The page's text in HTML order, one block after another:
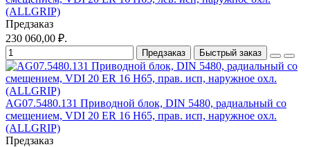
(ALLGRIP)
Предзаказ
230 060,00 ₽.
Предзаказ Быстрый заказ
AG07.5480.131 Приводной блок, DIN 5480, радиальный со
смещением, VDI 20 ER 16 H65, прав. исп, наружное охл.
(ALLGRIP)
Предзаказ